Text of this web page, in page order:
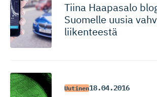
Tiina Haapasalo
Suomelle uusia
liikenteestä
Uutinen18.04.2016